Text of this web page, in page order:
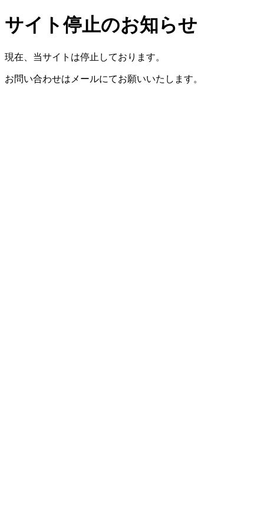
サイト停止のお知らせ
現在、当サイトは停止しております。
お問い合わせはメールにてお願いいたします。